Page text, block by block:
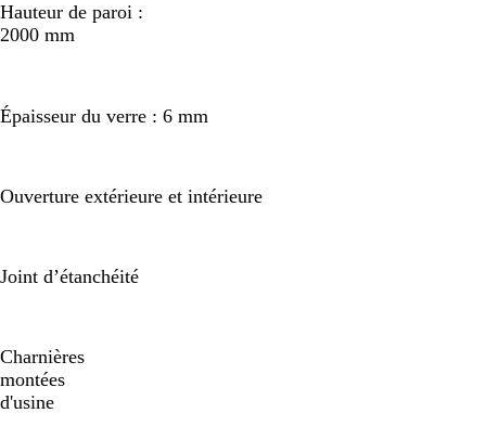
Hauteur de paroi :
2000 mm
Épaisseur du verre : 6 mm
Ouverture extérieure et intérieure
Joint d’étanchéité
Charnières
montées
d'usine